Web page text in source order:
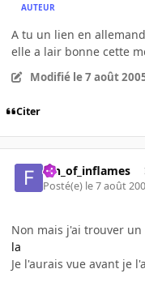
AUTEUR
A tu un lien en
elle a lair bonne cette
Modifié le 7 août
Citer
fan_of_inflames
Posté(e) le 7 août
Non mais j'ai trouver
la
Je l'aurais vue avant je